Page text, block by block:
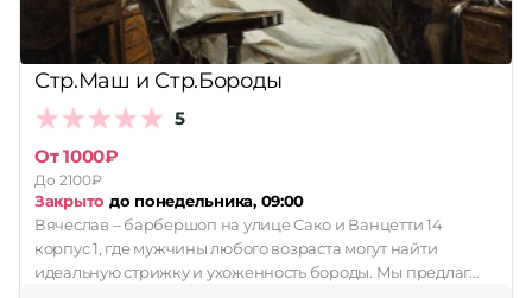
Стр.Маш и Стр.Бороды
5
От 1000₽
До 2100₽
Закрыто до понедельника, 09:00
Вячеслав – барбершоп на улице Сако и Ванцетти 14
корпус 1, где мужчины любого возраста могут найти
идеальную стрижку и ухоженность бороды. Мы предлаг…